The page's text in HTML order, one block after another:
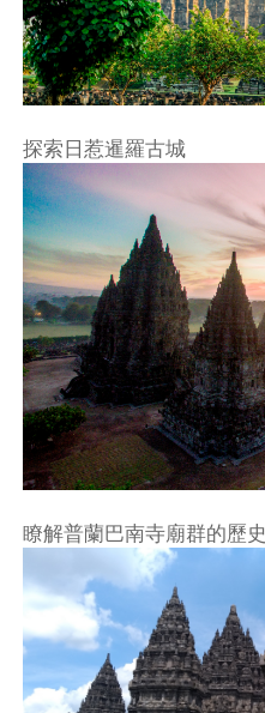
探索日惹暹羅古城
瞭解普蘭巴南寺廟群的歷史